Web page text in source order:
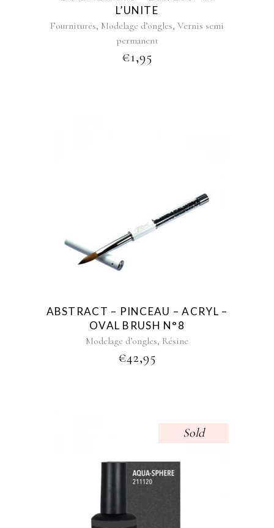
L’UNITE
Fournitures, Modelage d’ongles, Vernis semi
permanent
€1,95
ABSTRACT – PINCEAU – ACRYL –
OVAL BRUSH N°8
Modelage d’ongles, Résine
€42,95
Sold